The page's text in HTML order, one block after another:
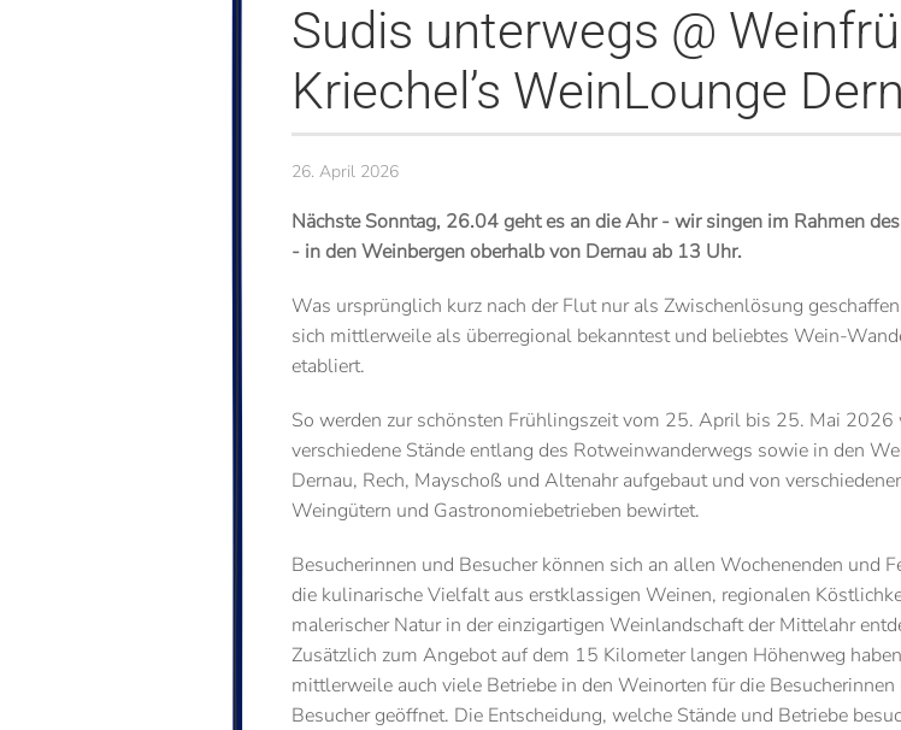
Sudis unterwegs @
Kriechel’s WeinLounge
26. April 2026
Nächste Sonntag, 26.04 geht es an die Ahr - wir singen im Rahmen
- in den Weinbergen oberhalb von Dernau ab 13 Uhr.
Was ursprünglich kurz nach der Flut nur als Zwischenlösung
sich mittlerweile als überregional bekanntest und beliebtes Wein-
etabliert.
So werden zur schönsten Frühlingszeit vom 25. April bis 25. Mai 2026
verschiedene Stände entlang des Rotweinwanderwegs sowie in den
Dernau, Rech, Mayschoß und Altenahr aufgebaut und von
Weingütern und Gastronomiebetrieben bewirtet.
Besucherinnen und Besucher können sich an allen Wochenenden und
die kulinarische Vielfalt aus erstklassigen Weinen, regionalen
malerischer Natur in der einzigartigen Weinlandschaft der Mittelahr
Zusätzlich zum Angebot auf dem 15 Kilometer langen Höhenweg haben
mittlerweile auch viele Betriebe in den Weinorten für die Besucherinnen
Besucher geöffnet. Die Entscheidung, welche Stände und Betriebe